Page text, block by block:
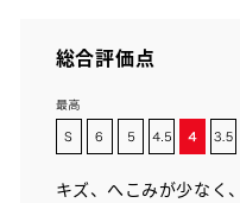
総合評価点
キズ、へこみが少なく